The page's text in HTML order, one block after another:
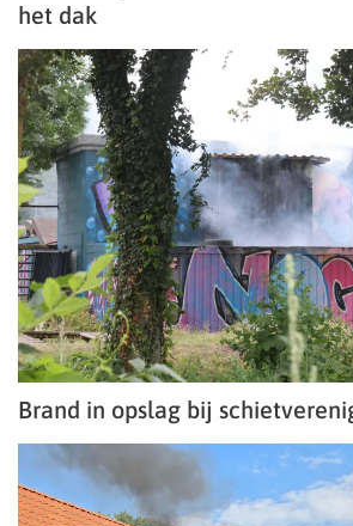
het dak
Brand in opslag bij